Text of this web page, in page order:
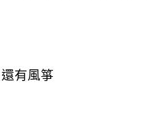
還有風箏